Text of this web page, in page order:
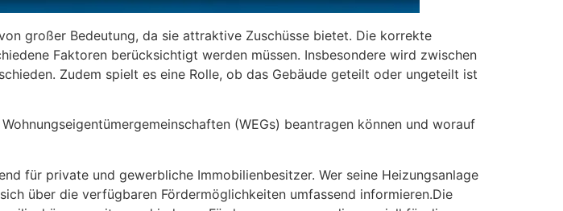
großer Bedeutung, da sie attraktive Zuschüsse bietet. Die korrekte
Faktoren berücksichtigt werden müssen. Insbesondere wird zwischen
Zudem spielt es eine Rolle, ob das Gebäude geteilt oder ungeteilt ist
(WEGs) beantragen können und worauf
für private und gewerbliche Immobilienbesitzer. Wer seine Heizungsanlage
über die verfügbaren Fördermöglichkeiten umfassend informieren.Die